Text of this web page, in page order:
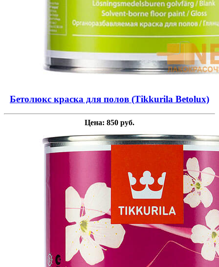
Бетолюкс краска для полов (Tikkurila Betolux)
Цена: 850 руб.